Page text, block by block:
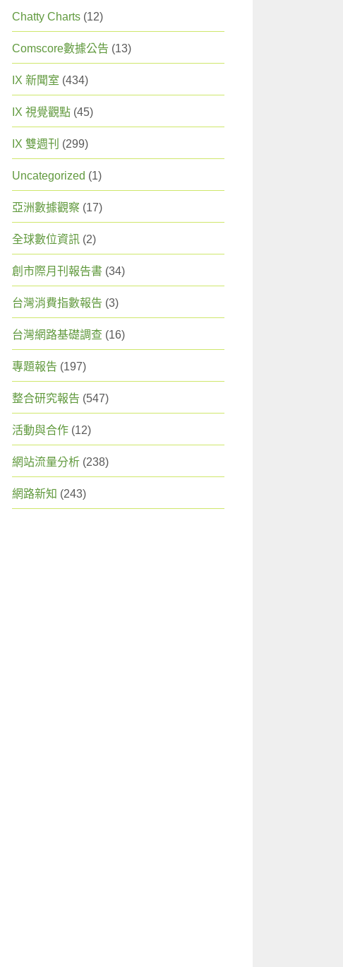
Chatty Charts (12)
Comscore數據公告 (13)
IX 新聞室 (434)
IX 視覺觀點 (45)
IX 雙週刊 (299)
Uncategorized (1)
亞洲數據觀察 (17)
全球數位資訊 (2)
創市際月刊報告書 (34)
台灣消費指數報告 (3)
台灣網路基礎調查 (16)
專題報告 (197)
整合研究報告 (547)
活動與合作 (12)
網站流量分析 (238)
網路新知 (243)